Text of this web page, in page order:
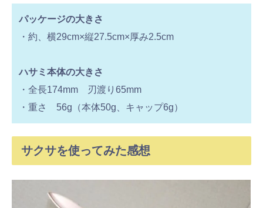
パッケージの大きさ
・約、横29cm×縦27.5cm×厚み2.5cm
ハサミ本体の大きさ
・全長174mm 刃渡り65mm
・重さ 56g（本体50g、キャップ6g）
サクサを使ってみた感想